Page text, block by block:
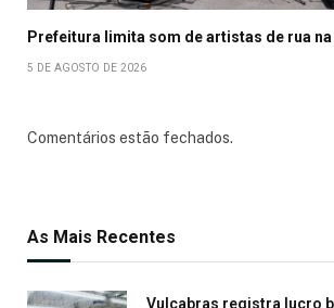
Prefeitura limita som de artistas de rua
5 DE AGOSTO DE 2026
Comentários estão fechados.
As Mais Recentes
Vulcabras registra lucro